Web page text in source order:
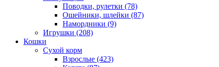
Поводки, рулетки (78)
Ошейники, шлейки (87)
Намордники (9)
Игрушки (208)
Кошки
Сухой корм
Взрослые (423)